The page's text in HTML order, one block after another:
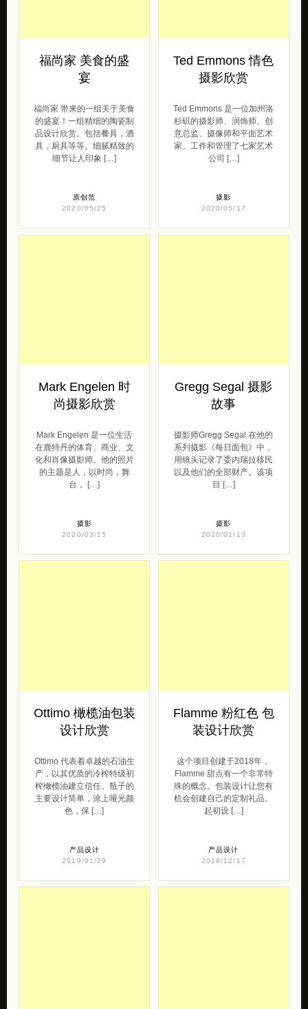
福尚家 美食的盛
宴
福尚家 带来的一组关于美食
的盛宴！一组精细的陶瓷制
品设计欣赏。包括餐具，酒
具，厨具等等。细腻精致的
细节让人印象 […]
原创范
2020/05/25
Ted Emmons 情色
摄影欣赏
Ted Emmons 是一位加州洛
杉矶的摄影师、润饰师、创
意总监、摄像师和平面艺术
家。工作和管理了七家艺术
公司 […]
摄影
2020/05/17
Mark Engelen 时
尚摄影欣赏
Mark Engelen 是一位生活
在鹿特丹的体育、商业、文
化和肖像摄影师。他的照片
的主题是人，以时尚，舞
台， […]
摄影
2020/03/15
Gregg Segal 摄影
故事
摄影师Gregg Segal 在他的
系列摄影《每日面包》中，
用镜头记录了委内瑞拉移民
以及他们的全部财产。该项
目 […]
摄影
2020/01/13
Ottimo 橄榄油包装
设计欣赏
Ottimo 代表着卓越的石油生
产，以其优质的冷榨特级初
榨橄榄油建立信任。瓶子的
主要设计简单，涂上哑光颜
色，保 […]
产品设计
2019/01/29
Flamme 粉红色 包
装设计欣赏
这个项目创建于2018年，
Flamme 甜点有一个非常特
殊的概念。包装设计让您有
机会创建自己的定制礼品。
起初设 […]
产品设计
2018/12/17